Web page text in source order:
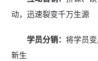
动，迅速裂变千万生源
学员分销： 将学员
新生